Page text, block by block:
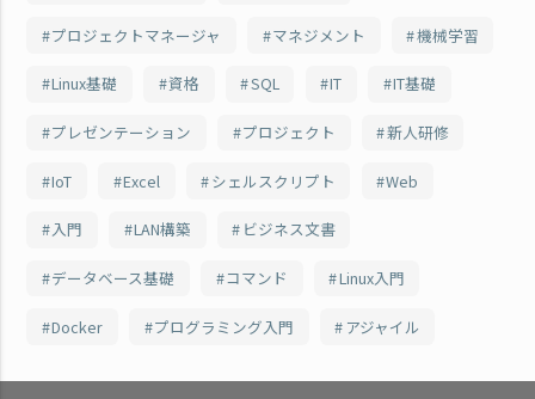
プロジェクトマネージャ マネジメント 機械学習
Linux基礎 資格 SQL IT IT基礎
プレゼンテーション プロジェクト 新人研修
IoT Excel シェルスクリプト Web
入門 LAN構築 ビジネス文書
データベース基礎 コマンド Linux入門
Docker プログラミング入門 アジャイル